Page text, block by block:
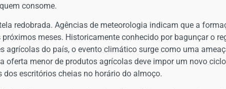
consome.
redobrada. Agências de meteorologia indicam que a
meses. Historicamente conhecido por bagunçar o
agrícolas do país, o evento climático surge como uma
oferta menor de produtos agrícolas deve impor um novo
escritórios cheias no horário do almoço.